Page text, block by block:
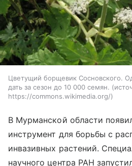
Цветущий борщевик Сосновского.
дать за сезон до 10 000 семян.
https://commons.wikimedia.org/
В Мурманской области
инструмент для борьбы с
инвазивных растений.
научного центра РАН